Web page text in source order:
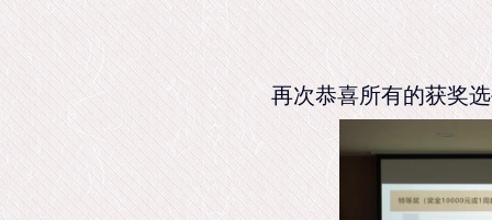
再次恭喜所有的获奖